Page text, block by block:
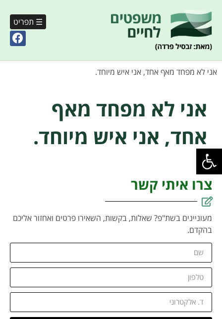
פתח סרגל נגישות
☰ תפריט
אני לא מפחד מאף אחד, אני איש מיוחד.
אני לא מפחד מאף
אחד, אני איש מיוחד.
צרו איתי קשר
מעוניינים בשת"פ? שאלות, בקשות, השאירו פרטים ואחזור אליכם
בהקדם.